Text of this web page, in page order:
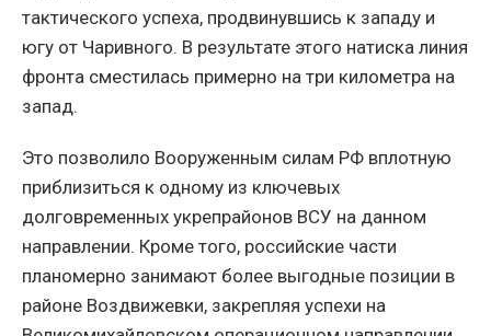
тактического успеха, продвинувшись к западу и
югу от Чаривного. В результате этого натиска линия
фронта сместилась примерно на три километра на
запад.
Это позволило Вооруженным силам РФ вплотную
приблизиться к одному из ключевых
долговременных укрепрайонов ВСУ на данном
направлении. Кроме того, российские части
планомерно занимают более выгодные позиции в
районе Воздвижевки, закрепляя успехи на